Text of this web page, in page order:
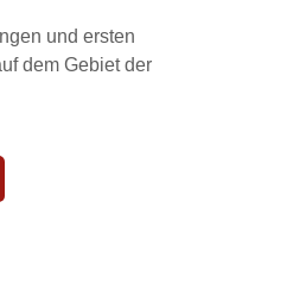
und ersten
dem Gebiet der